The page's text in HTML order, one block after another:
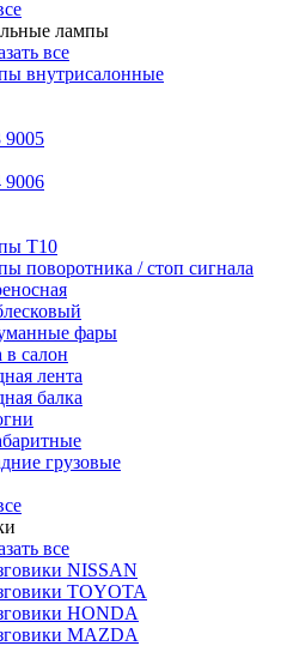
лампы
все
внутрисалонные
9005
9006
Т10
поворотника / стоп сигнала
фары
в салон
лента
балка
грузовые
все
NISSAN
TOYOTA
HONDA
MAZDA